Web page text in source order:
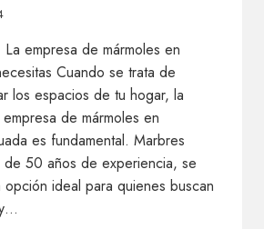
empresa de mármoles en
Cuando se trata de
los espacios de tu hogar, la
de mármoles en
es fundamental. Marbres
de 50 años de experiencia, se
ideal para quienes buscan